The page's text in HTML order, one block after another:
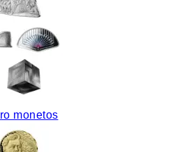
monetos